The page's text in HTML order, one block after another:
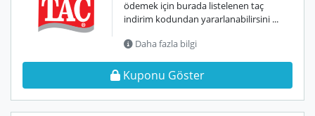
ödemek için burada listelenen taç
indirim kodundan yararlanabilirsini ...
Daha fazla bilgi
Kuponu Göster